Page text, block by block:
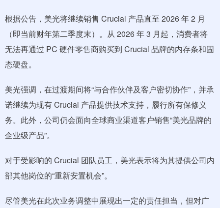
根据公告，美光将继续销售 Crucial 产品直至 2026 年 2 月
（即当前财年第二季度末）。从 2026 年 3 月起，消费者将
无法再通过 PC 硬件零售商购买到 Crucial 品牌的内存条和固
态硬盘。
美光强调，在过渡期间将“与合作伙伴及客户密切协作”，并承
诺继续为现有 Crucial 产品提供技术支持，履行所有保修义
务。此外，公司仍会面向全球商业渠道客户销售“美光品牌的
企业级产品”。
对于受影响的 Crucial 团队员工，美光表示将为其提供公司内
部其他岗位的“重新安置机会”。
尽管美光在此次业务调整中展现出一定的责任担当，但对广